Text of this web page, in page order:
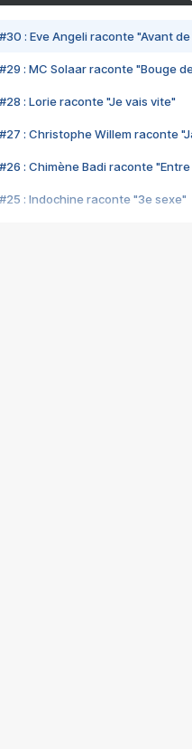
#30 : Eve Angeli raconte "Avant
#29 : MC Solaar raconte "Bouge
#28 : Lorie raconte "Je vais vite"
#27 : Christophe Willem raconte
#26 : Chimène Badi raconte
#25 : Indochine raconte "3e sexe"